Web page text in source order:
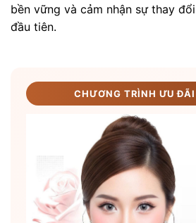
bền vững và cảm nhận sự thay
đầu tiên.
CHƯƠNG TRÌNH ƯU